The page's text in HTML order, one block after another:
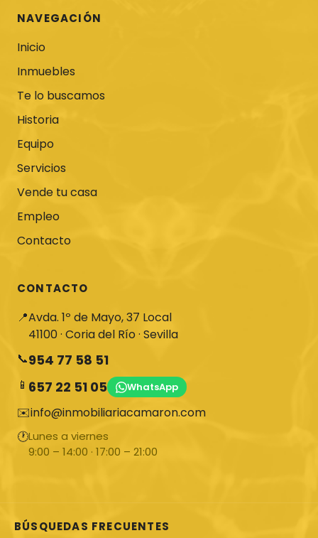
NAVEGACIÓN
Inicio
Inmuebles
Te lo buscamos
Historia
Equipo
Servicios
Vende tu casa
Empleo
Contacto
CONTACTO
📍Avda. 1º de Mayo, 37 Local
41100 · Coria del Río · Sevilla
📞954 77 58 51
📱 657 22 51 05 WhatsApp
✉️info@inmobiliariacamaron.com
🕐Lunes a viernes
9:00 – 14:00 · 17:00 – 21:00
BÚSQUEDAS FRECUENTES